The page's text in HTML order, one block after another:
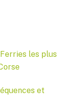
les plus
et